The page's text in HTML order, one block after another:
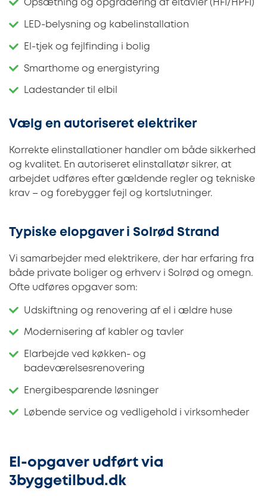
Opsætning og opgradering af eltavler (HFI/HPFI)
LED-belysning og kabelinstallation
El-tjek og fejlfinding i bolig
Smarthome og energistyring
Ladestander til elbil
Vælg en autoriseret elektriker
Korrekte elinstallationer handler om både sikkerhed
og kvalitet. En autoriseret elinstallatør sikrer, at
arbejdet udføres efter gældende regler og tekniske
krav – og forebygger fejl og kortslutninger.
Typiske elopgaver i Solrød Strand
Vi samarbejder med elektrikere, der har erfaring fra
både private boliger og erhverv i Solrød og omegn.
Ofte udføres opgaver som:
Udskiftning og renovering af el i ældre huse
Modernisering af kabler og tavler
Elarbejde ved køkken- og
badeværelsesrenovering
Energibesparende løsninger
Løbende service og vedligehold i virksomheder
El-opgaver udført via
3byggetilbud.dk